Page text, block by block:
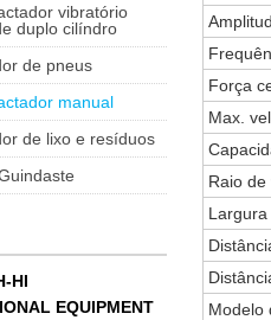
Força
Max.
Raio de
Modelo
vibratório
duplo cilíndro
de pneus
manual
de lixo e resíduos
HI
EQUIPMENT